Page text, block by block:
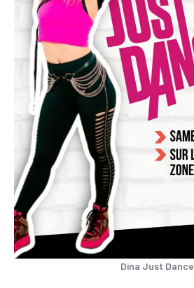
Dina Just Dance